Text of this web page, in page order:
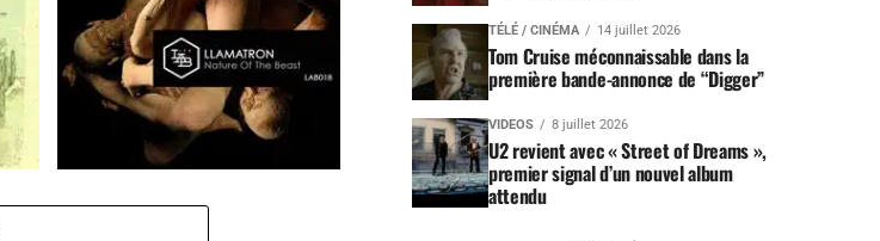
TÉLÉ / CINÉMA 14 juillet 2026
Tom Cruise méconnaissable dans la
première bande-annonce de “Digger”
VIDEOS 8 juillet 2026
U2 revient avec « Street of Dreams »,
premier signal d’un nouvel album
attendu